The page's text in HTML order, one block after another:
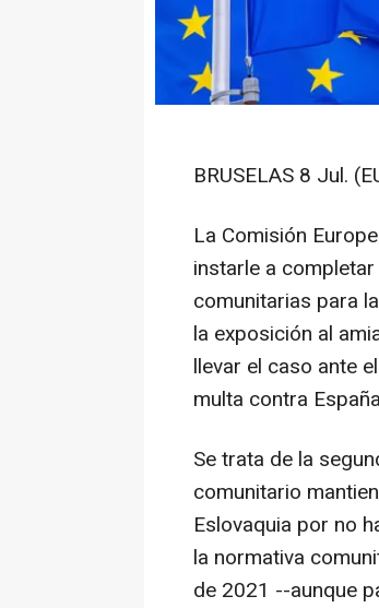
BRUSELAS 8 Jul.
La Comisión
instarle a
comunitarias para
la exposición al
llevar el caso ante
multa contra
Se trata de la
comunitario
Eslovaquia por no
la normativa
de 2021 --aunque